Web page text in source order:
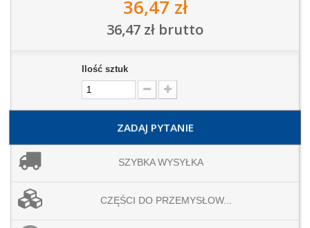
36,47 zł
36,47 zł brutto
Ilość sztuk
ZADAJ PYTANIE
SZYBKA WYSYŁKA
CZĘŚCI DO PRZEMYSŁOW...